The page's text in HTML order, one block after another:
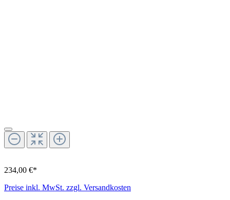
234,00 €*
Preise inkl. MwSt. zzgl. Versandkosten